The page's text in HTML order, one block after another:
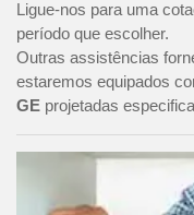
Ligue-nos para uma
período que escolher.
Outras assistências
estaremos equipados
GE projetadas